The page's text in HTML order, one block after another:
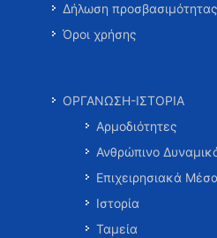
Δήλωση προσβασιμότητας
Όροι χρήσης
ΟΡΓΑΝΩΣΗ-ΙΣΤΟΡΙΑ
Αρμοδιότητες
Ανθρώπινο
Επιχειρησιακά Μέσα
Ιστορία
Ταμεία